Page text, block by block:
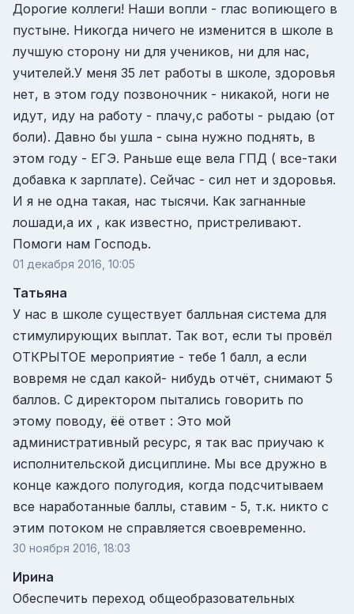
Дорогие коллеги! Наши вопли - глас вопиющего в
пустыне. Никогда ничего не изменится в школе в
лучшую сторону ни для учеников, ни для нас,
учителей.У меня 35 лет работы в школе, здоровья
нет, в этом году позвоночник - никакой, ноги не
идут, иду на работу - плачу,с работы - рыдаю (от
боли). Давно бы ушла - сына нужно поднять, в
этом году - ЕГЭ. Раньше еще вела ГПД ( все-таки
добавка к зарплате). Сейчас - сил нет и здоровья.
И я не одна такая, нас тысячи. Как загнанные
лошади,а их , как известно, пристреливают.
Помоги нам Господь.
01 декабря 2016, 10:05
Татьяна
У нас в школе существует балльная система для
стимулирующих выплат. Так вот, если ты провёл
ОТКРЫТОЕ мероприятие - тебе 1 балл, а если
вовремя не сдал какой- нибудь отчёт, снимают 5
баллов. С директором пытались говорить по
этому поводу, ёё ответ : Это мой
административный ресурс, я так вас приучаю к
исполнительской дисциплине. Мы все дружно в
конце каждого полугодия, когда подсчитываем
все наработанные баллы, ставим - 5, т.к. никто с
этим потоком не справляется своевременно.
30 ноября 2016, 18:03
Ирина
Обеспечить переход общеобразовательных